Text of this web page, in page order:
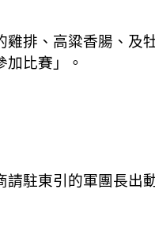
排、高粱香腸、及
加比賽」。
駐東引的軍團長出